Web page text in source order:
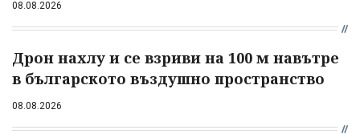
08.08.2026
Дрон нахлу и се взриви на 100 м навътре
в българското въздушно пространство
08.08.2026